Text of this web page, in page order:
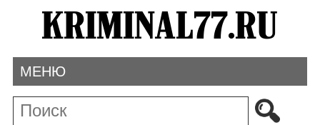
МЕНЮ